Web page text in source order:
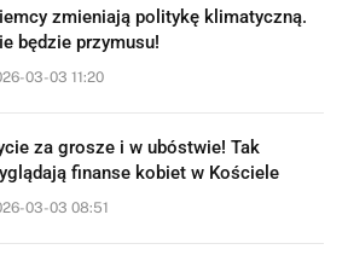
zmieniają politykę klimatyczną.
będzie przymusu!
03-03 11:20
za grosze i w ubóstwie! Tak
finanse kobiet w Kościele
03-03 08:51